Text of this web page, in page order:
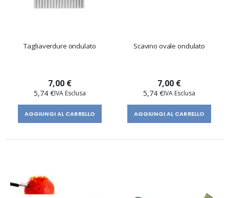
Tagliaverdure ondulato
7,00 €
5,74 €
AGGIUNGI AL CARRELLO
Scavino ovale ondulato
7,00 €
5,74 €
AGGIUNGI AL CARRELLO